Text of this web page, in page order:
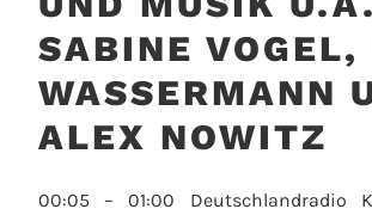
SABINE VOGEL,
WASSERMANN
ALEX NOWITZ
00:05 – 01:00 Deutschlandradio